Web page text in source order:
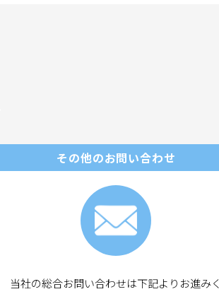
その他のお問い合わせ
当社の総合お問い合わせは下記よりお進みく